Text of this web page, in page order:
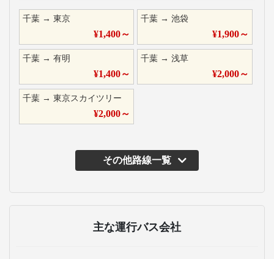
千葉 → 東京
¥1,400～
千葉 →池袋
¥1,900～
千葉 → 有明
¥1,400～
千葉 →浅草
¥2,000～
千葉 → 東京スカイツリー
¥2,000～
その他路線一覧
主な運行バス会社